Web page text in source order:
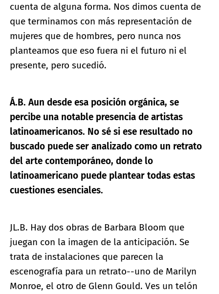
cuenta de alguna forma. Nos dimos cuenta de
que terminamos con más representación de
mujeres que de hombres, pero nunca nos
planteamos que eso fuera ni el futuro ni el
presente, pero sucedió.
Á.B. Aun desde esa posición orgánica, se
percibe una notable presencia de artistas
latinoamericanos. No sé si ese resultado no
buscado puede ser analizado como un retrato
del arte contemporáneo, donde lo
latinoamericano puede plantear todas estas
cuestiones esenciales.
JL.B. Hay dos obras de Barbara Bloom que
juegan con la imagen de la anticipación. Se
trata de instalaciones que parecen la
escenografía para un retrato--uno de Marilyn
Monroe, el otro de Glenn Gould. Ves un telón